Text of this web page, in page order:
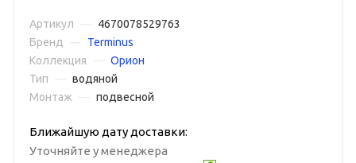
Артикул
4670078529763
Бренд
Terminus
Коллекция
Орион
Тип
водяной
Монтаж
подвесной
Ближайшую дату доставки:
Уточняйте у менеджера